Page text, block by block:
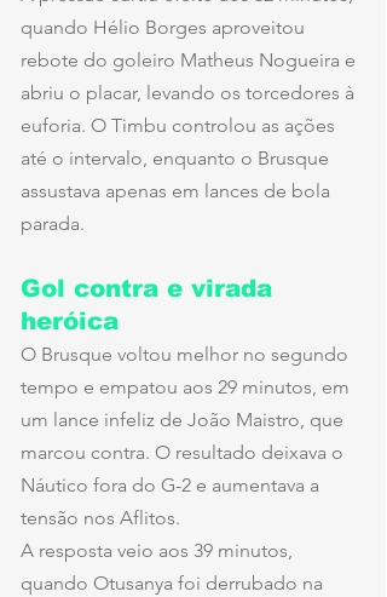
quando Hélio Borges aproveitou
rebote do goleiro Matheus Nogueira e
abriu o placar, levando os torcedores à
euforia. O Timbu controlou as ações
até o intervalo, enquanto o Brusque
assustava apenas em lances de bola
parada.
Gol contra e virada
heróica
O Brusque voltou melhor no segundo
tempo e empatou aos 29 minutos, em
um lance infeliz de João Maistro, que
marcou contra. O resultado deixava o
Náutico fora do G-2 e aumentava a
tensão nos Aflitos.
A resposta veio aos 39 minutos,
quando Otusanya foi derrubado na